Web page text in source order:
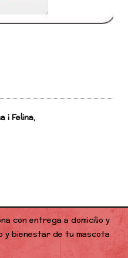
i Felina,
con entrega a domicilio y
y bienestar de tu mascota